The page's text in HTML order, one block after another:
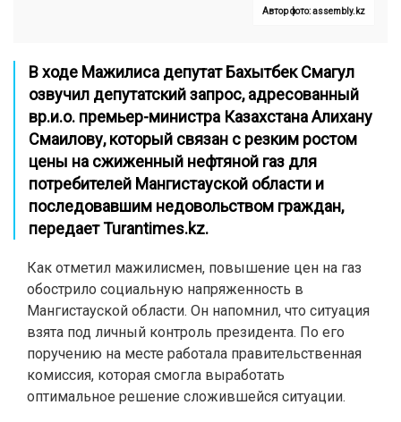
Автор фото: assembly.kz
В ходе Мажилиса депутат Бахытбек Смагул
озвучил депутатский запрос, адресованный
вр.и.о. премьер-министра Казахстана Алихану
Смаилову, который связан с резким ростом
цены на сжиженный нефтяной газ для
потребителей Мангистауской области и
последовавшим недовольством граждан,
передаетTurantimes.kz.
Как отметил мажилисмен, повышение цен на газ
обострило социальную напряженность в
Мангистауской области. Он напомнил, что ситуация
взята под личный контроль президента. По его
поручению на месте работала правительственная
комиссия, которая смогла выработать
оптимальное решение сложившейся ситуации.